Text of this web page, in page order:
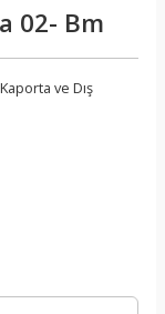
02- Bm
Kaporta ve Dış